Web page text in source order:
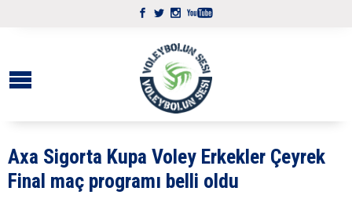
Axa Sigorta Kupa Voley Erkekler Çeyrek
Final maç programı belli oldu